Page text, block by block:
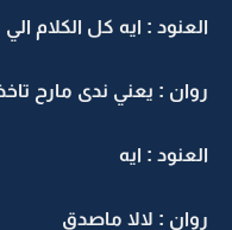
العنود : ايه كل الكلام
روان : يعني ندى مارح
العنود : ايه
روان : لالا ماصدق